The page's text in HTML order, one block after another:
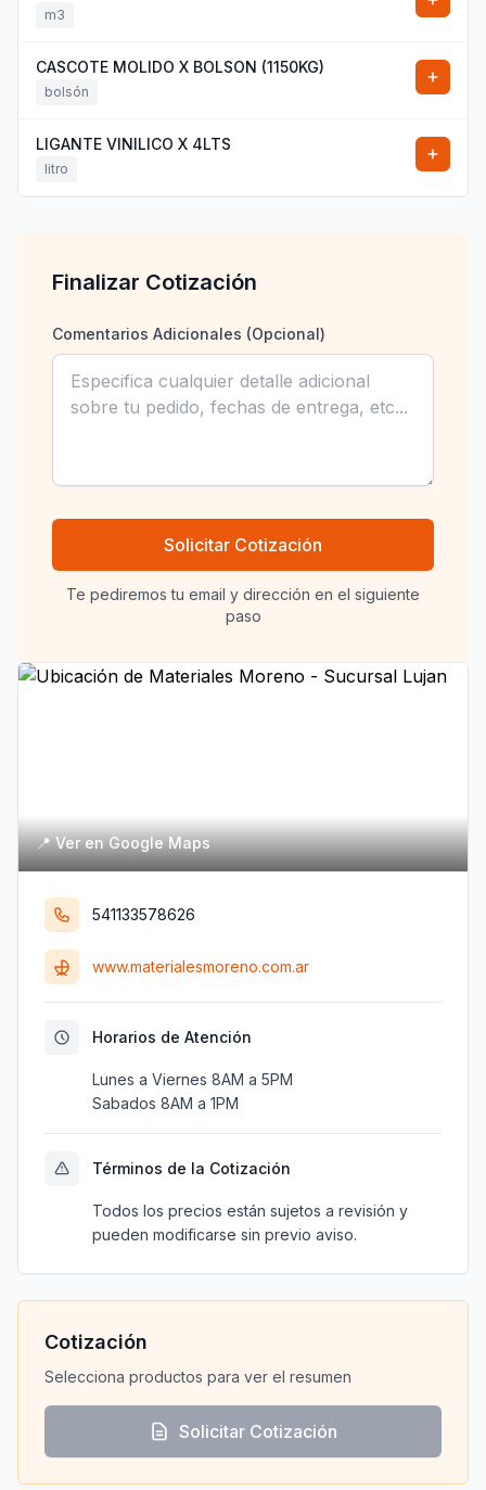
m3
CASCOTE MOLIDO X BOLSON (1150KG)
bolsón
LIGANTE VINILICO X 4LTS
litro
Finalizar Cotización
Comentarios Adicionales (Opcional)
Solicitar Cotización
Te pediremos tu email y dirección en el siguiente
paso
📍 Ver en Google Maps
541133578626
www.materialesmoreno.com.ar
Horarios de Atención
Lunes a Viernes 8AM a 5PM
Sabados 8AM a 1PM
Términos de la Cotización
Todos los precios están sujetos a revisión y
pueden modificarse sin previo aviso.
Cotización
Selecciona productos para ver el resumen
Solicitar Cotización